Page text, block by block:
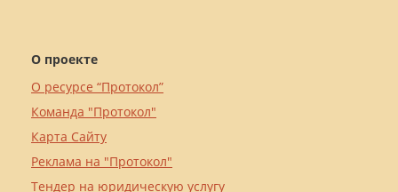
О проекте
О ресурсе “Протокол”
Команда "Протокол"
Карта Сайту
Реклама на "Протокол"
Тендер на юридическую услугу